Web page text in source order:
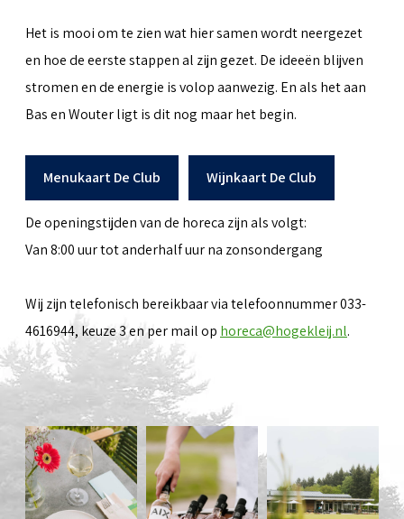
Het is mooi om te zien wat hier samen wordt neergezet
en hoe de eerste stappen al zijn gezet. De ideeën blijven
stromen en de energie is volop aanwezig. En als het aan
Bas en Wouter ligt is dit nog maar het begin.
Menukaart De Club Wijnkaart De Club
De openingstijden van de horeca zijn als volgt:
Van 8:00 uur tot anderhalf uur na zonsondergang
Wij zijn telefonisch bereikbaar via telefoonnummer 033-
4616944, keuze 3 en per mail op horeca@hogekleij.nl.